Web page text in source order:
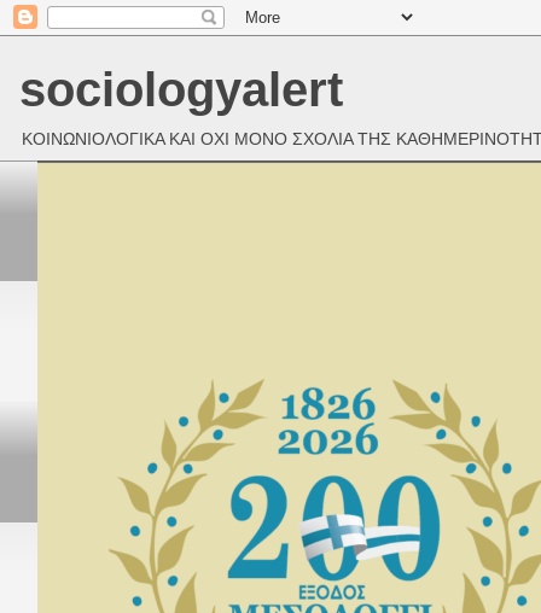
sociologyalert
ΚΟΙΝΩΝΙΟΛΟΓΙΚΑ ΚΑΙ ΟΧΙ ΜΟΝΟ ΣΧΟΛΙΑ ΤΗΣ